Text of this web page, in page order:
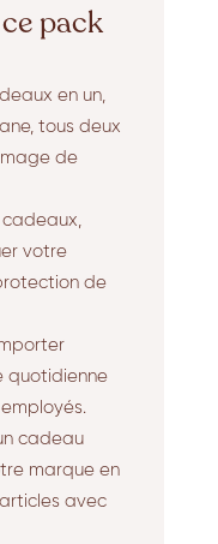
pack
en un,
tous deux
de
votre
de
quotidienne
cadeau
marque en
avec